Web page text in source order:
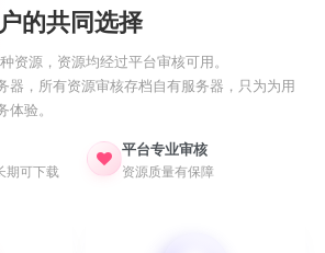
的共同选择
资源，资源均经过平台审核可用。
器，所有资源审核存档自有服务器，只为为用
验。
期可下载
平台专业审核
资源质量有保障